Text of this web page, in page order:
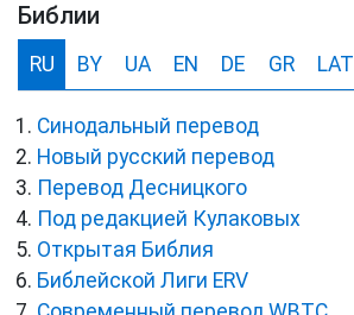
Библии
RU BY UA EN DE GR LAT
Синодальный перевод
Новый русский перевод
Перевод Десницкого
Под редакцией Кулаковых
Открытая Библия
Библейской Лиги ERV